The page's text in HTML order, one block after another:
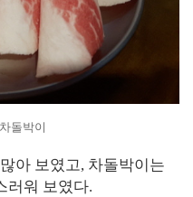
돌박이
아 보였고, 차돌박이는
러워 보였다.